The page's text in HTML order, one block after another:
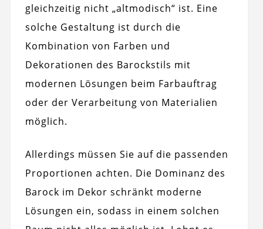
gleichzeitig nicht „altmodisch“ ist. Eine
solche Gestaltung ist durch die
Kombination von Farben und
Dekorationen des Barockstils mit
modernen Lösungen beim Farbauftrag
oder der Verarbeitung von Materialien
möglich.
Allerdings müssen Sie auf die passenden
Proportionen achten. Die Dominanz des
Barock im Dekor schränkt moderne
Lösungen ein, sodass in einem solchen